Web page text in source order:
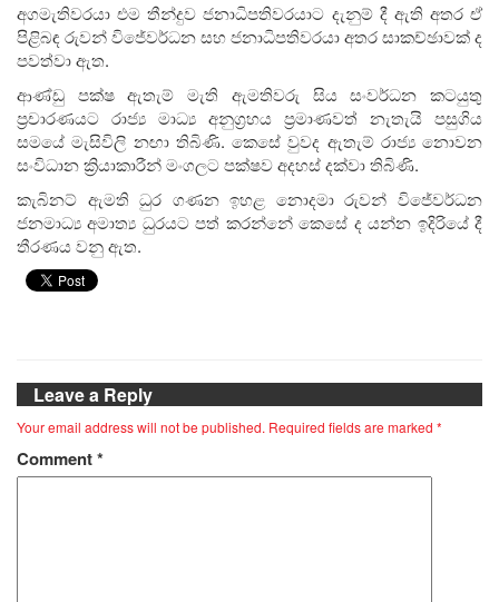
අගමැතිවරයා එම තීන්දුව ජනාධිපතිවරයාට දැනුම් දී ඇති අතර ඒ
පිළිබඳ රුවන් විජේවර්ධන සහ ජනාධිපතිවරයා අතර සාකච්ඡාවක් ද
පවත්වා ඇත.
ආණ්ඩු පක්ෂ ඇතැම් මැති ඇමතිවරු සිය සංවර්ධන කටයුතු
ප්‍රචාරණයට රාජ්‍ය මාධ්‍ය අනුග්‍රහය ප්‍රමාණවත් නැතැයි පසුගිය
සමයේ මැසිවිලි නඟා තිබිණි. කෙසේ වුවද ඇතැම් රාජ්‍ය නොවන
සංවිධාන ක්‍රියාකාරීන් මංගලට පක්ෂව අදහස් දක්වා තිබිණි.
කැබිනට් ඇමති ධුර ගණන ඉහළ නොදමා රුවන් විජේවර්ධන
ජනමාධ්‍ය අමාත්‍ය ධුරයට පත් කරන්නේ කෙසේ ද යන්න ඉදිරියේ දී
තීරණය වනු ඇත.
Leave a Reply
Your email address will not be published. Required fields are marked *
Comment*